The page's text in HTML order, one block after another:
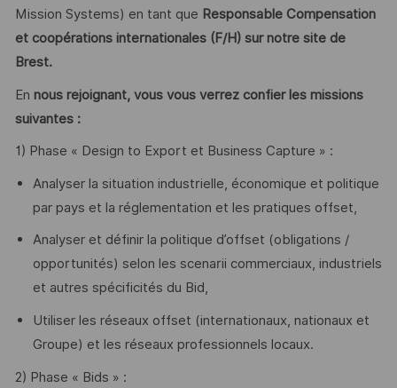
Mission Systems) en tant que Responsable Compensation
et coopérations internationales (F/H) sur notre site de
Brest.
En nous rejoignant, vous vous verrez confier les missions
suivantes :
1) Phase « Design to Export et Business Capture » :
Analyser la situation industrielle, économique et politique
par pays et la réglementation et les pratiques offset,
Analyser et définir la politique d’offset (obligations /
opportunités) selon les scenarii commerciaux, industriels
et autres spécificités du Bid,
Utiliser les réseaux offset (internationaux, nationaux et
Groupe) et les réseaux professionnels locaux.
2) Phase « Bids » :